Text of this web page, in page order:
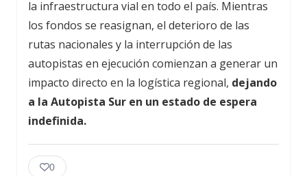
la infraestructura vial en todo el país. Mientras
los fondos se reasignan, el deterioro de las
rutas nacionales y la interrupción de las
autopistas en ejecución comienzan a generar un
impacto directo en la logística regional, dejando
a la Autopista Sur en un estado de espera
indefinida.
0